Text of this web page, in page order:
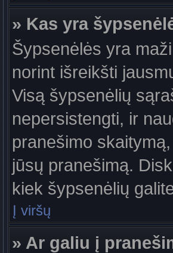
» Kas yra
Šypsenėlės yra
norint išreikšti
Visą šypsenėlių
nepersistengti, ir
pranešimo
jūsų pranešimą.
kiek šypsenėlių
Į viršų
» Ar galiu į